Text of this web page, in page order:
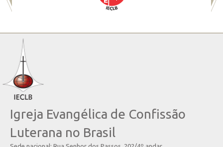
Igreja Evangélica de Confissão
Luterana no Brasil